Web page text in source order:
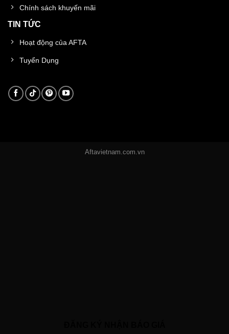
Chính sách khuyến mãi
TIN TỨC
Hoạt động của AFTA
Tuyển Dụng
Aftavietnam.com.vn